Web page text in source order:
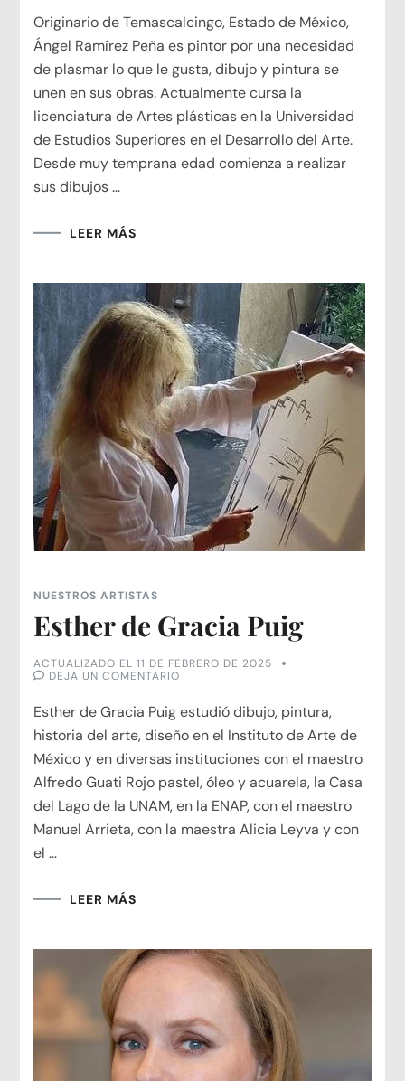
PEÑA
Originario de Temascalcingo, Estado de México,
Ángel Ramírez Peña es pintor por una necesidad
de plasmar lo que le gusta, dibujo y pintura se
unen en sus obras. Actualmente cursa la
licenciatura de Artes plásticas en la Universidad
de Estudios Superiores en el Desarrollo del Arte.
Desde muy temprana edad comienza a realizar
sus dibujos …
LEER MÁS
NUESTROS ARTISTAS
Esther de Gracia Puig
ACTUALIZADO EL11 DE FEBRERO DE 2025
DEJA UN COMENTARIO
GRACIA
Esther de Gracia Puig estudió dibujo, pintura,
historia del arte, diseño en el Instituto de Arte de
México y en diversas instituciones con el maestro
Alfredo Guati Rojo pastel, óleo y acuarela, la Casa
del Lago de la UNAM, en la ENAP, con el maestro
Manuel Arrieta, con la maestra Alicia Leyva y con
el …
LEER MÁS